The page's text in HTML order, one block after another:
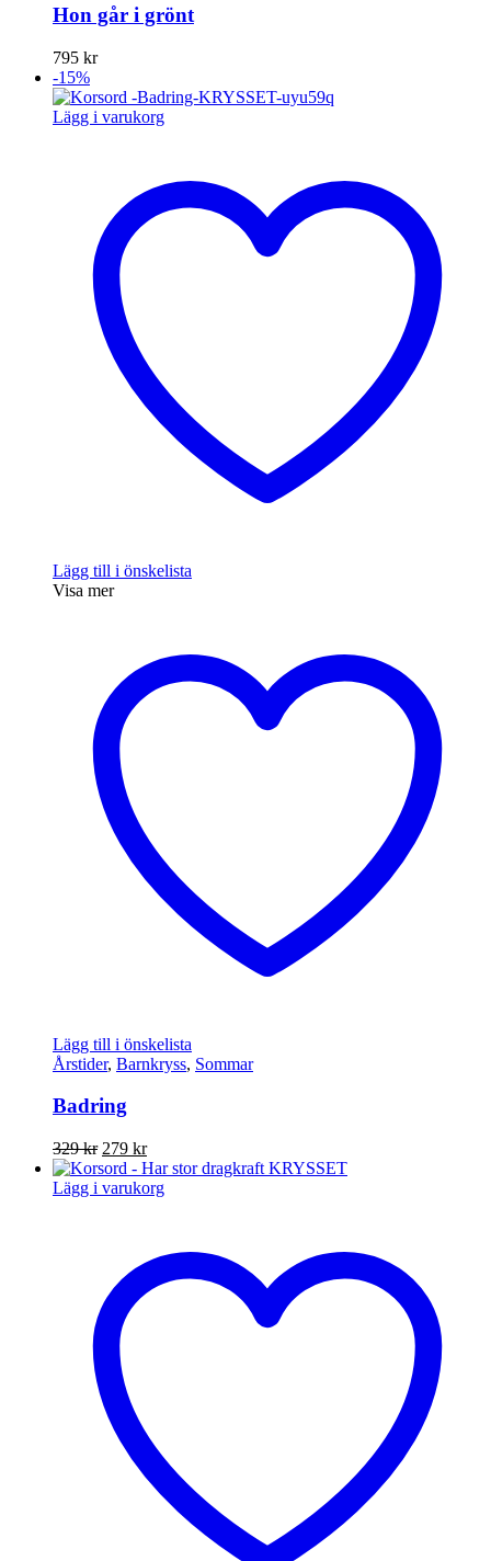
Hon går i grönt
795 kr
-15%
Lägg i varukorg
Lägg till i önskelista
Visa mer
Lägg till i önskelista
Årstider, Barnkryss, Sommar
Badring
329kr Det
ursprungliga
priset
279 krDet
nuvarande
priset
Lägg i varukorg